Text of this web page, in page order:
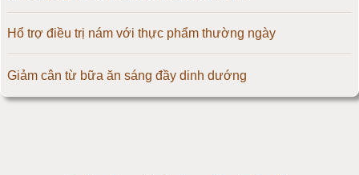
Cân điện tử 300kg
Cân điện tử 500kg
Hổ trợ điều trị nám với thực phẩm thường ngày
Giảm cân từ bữa ăn sáng đầy dinh dướng